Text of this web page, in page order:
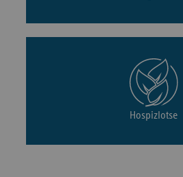
Hospizlotse